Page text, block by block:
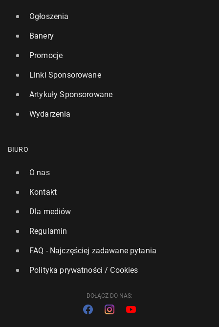
Ogłoszenia
Banery
Promocje
Linki Sponsorowane
Artykuły Sponsorowane
Wydarzenia
BIURO
O nas
Kontakt
Dla mediów
Regulamin
FAQ - Najczęściej zadawane pytania
Polityka prywatności / Cookies
DOŁĄCZ DO NAS: